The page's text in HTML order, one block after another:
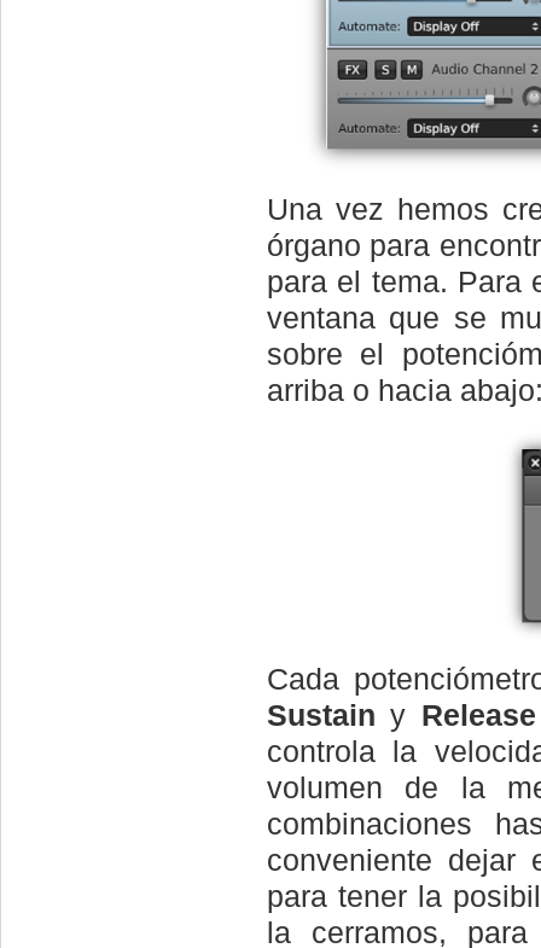
Una vez hemos
órgano para
para el tema. Para
ventana que se
sobre el
arriba o hacia
Cada
Sustain y Release
controla la
volumen de la
combinaciones
conveniente dejar
para tener la
la cerramos,